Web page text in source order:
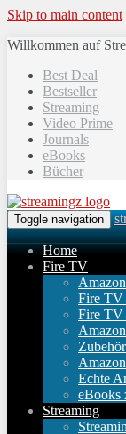
Skip to main content
Willkommen auf
Best Deal
Bestseller
Streaming
Video Prime
Journals
eBooks
Bücher
Toggle navigation
Home
Fire TV
Fire TV
Fire
Echte
eBooks
Streaming